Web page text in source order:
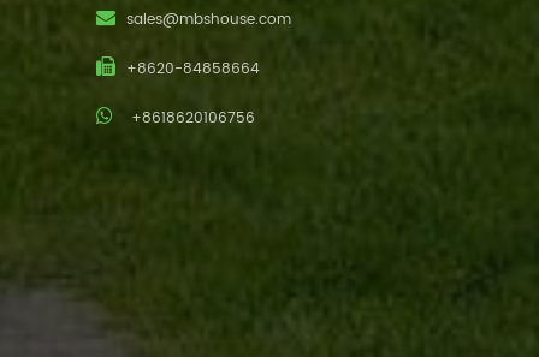
sales@mbshouse.com
+8620-84858664
+8618620106756